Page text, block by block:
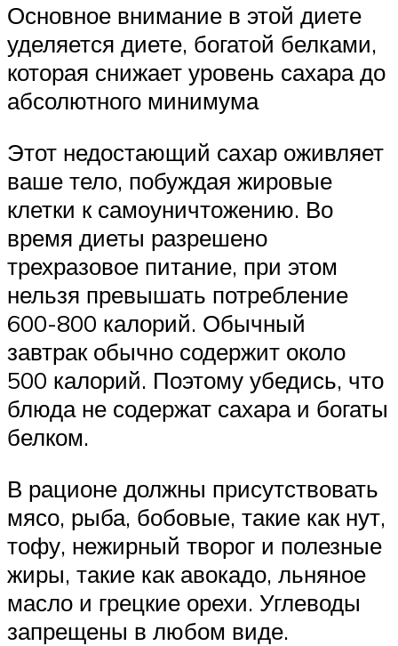
Основное внимание в этой диете
уделяется диете, богатой белками,
которая снижает уровень сахара до
абсолютного минимума
Этот недостающий сахар оживляет
ваше тело, побуждая жировые
клетки к самоуничтожению. Во
время диеты разрешено
трехразовое питание, при этом
нельзя превышать потребление
600-800 калорий. Обычный
завтрак обычно содержит около
500 калорий. Поэтому убедись, что
блюда не содержат сахара и богаты
белком.
В рационе должны присутствовать
мясо, рыба, бобовые, такие как нут,
тофу, нежирный творог и полезные
жиры, такие как авокадо, льняное
масло и грецкие орехи. Углеводы
запрещены в любом виде.